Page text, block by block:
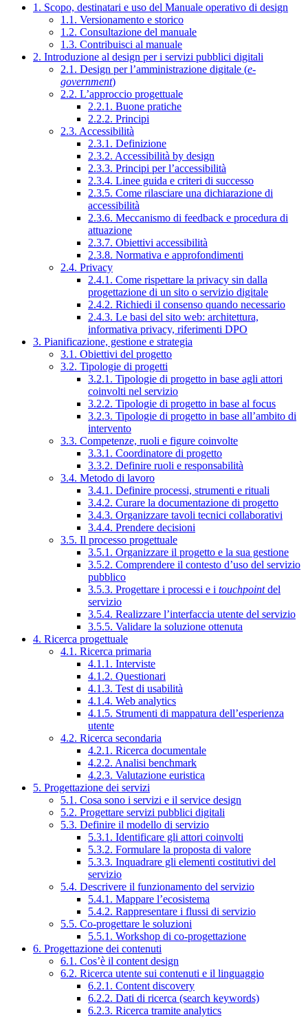
1. Scopo, destinatari e uso del Manuale operativo di design
1.1. Versionamento e storico
1.2. Consultazione del manuale
1.3. Contribuisci al manuale
2. Introduzione al design per i servizi pubblici digitali
2.1. Design per l’amministrazione digitale (e-
government)
2.2. L’approccio progettuale
2.2.1. Buone pratiche
2.2.2. Principi
2.3. Accessibilità
2.3.1. Definizione
2.3.2. Accessibilità by design
2.3.3. Principi per l’accessibilità
2.3.4. Linee guida e criteri di successo
2.3.5. Come rilasciare una dichiarazione di
accessibilità
2.3.6. Meccanismo di feedback e procedura di
attuazione
2.3.7. Obiettivi accessibilità
2.3.8. Normativa e approfondimenti
2.4. Privacy
2.4.1. Come rispettare la privacy sin dalla
progettazione di un sito o servizio digitale
2.4.2. Richiedi il consenso quando necessario
2.4.3. Le basi del sito web: architettura,
informativa privacy, riferimenti DPO
3. Pianificazione, gestione e strategia
3.1. Obiettivi del progetto
3.2. Tipologie di progetti
3.2.1. Tipologie di progetto in base agli attori
coinvolti nel servizio
3.2.2. Tipologie di progetto in base al focus
3.2.3. Tipologie di progetto in base all’ambito di
intervento
3.3. Competenze, ruoli e figure coinvolte
3.3.1. Coordinatore di progetto
3.3.2. Definire ruoli e responsabilità
3.4. Metodo di lavoro
3.4.1. Definire processi, strumenti e rituali
3.4.2. Curare la documentazione di progetto
3.4.3. Organizzare tavoli tecnici collaborativi
3.4.4. Prendere decisioni
3.5. Il processo progettuale
3.5.1. Organizzare il progetto e la sua gestione
3.5.2. Comprendere il contesto d’uso del servizio
pubblico
3.5.3. Progettare i processi e i touchpointdel
servizio
3.5.4. Realizzare l’interfaccia utente del servizio
3.5.5. Validare la soluzione ottenuta
4. Ricerca progettuale
4.1. Ricerca primaria
4.1.1. Interviste
4.1.2. Questionari
4.1.3. Test di usabilità
4.1.4. Web analytics
4.1.5. Strumenti di mappatura dell’esperienza
utente
4.2. Ricerca secondaria
4.2.1. Ricerca documentale
4.2.2. Analisi benchmark
4.2.3. Valutazione euristica
5. Progettazione dei servizi
5.1. Cosa sono i servizi e il service design
5.2. Progettare servizi pubblici digitali
5.3. Definire il modello di servizio
5.3.1. Identificare gli attori coinvolti
5.3.2. Formulare la proposta di valore
5.3.3. Inquadrare gli elementi costitutivi del
servizio
5.4. Descrivere il funzionamento del servizio
5.4.1. Mappare l’ecosistema
5.4.2. Rappresentare i flussi di servizio
5.5. Co-progettare le soluzioni
5.5.1. Workshop di co-progettazione
6. Progettazione dei contenuti
6.1. Cos’è il content design
6.2. Ricerca utente sui contenuti e il linguaggio
6.2.1. Content discovery
6.2.2. Dati di ricerca (search keywords)
6.2.3. Ricerca tramite analytics